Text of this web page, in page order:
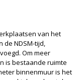
van het
NDSM-tijd,
Om meer
is bestaande ruimte
binnenmuur is het